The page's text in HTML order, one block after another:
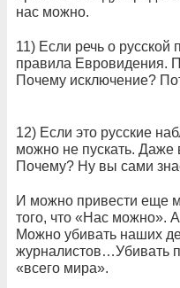
нас можно.
11) Если речь о
правила Евровидения.
Почему исключение?
12) Если это русские
можно не пускать.
Почему? Ну вы сами
И можно привести еще
того, что «Нас можно».
Можно убивать наших
журналистов…Убивать
«всего мира».